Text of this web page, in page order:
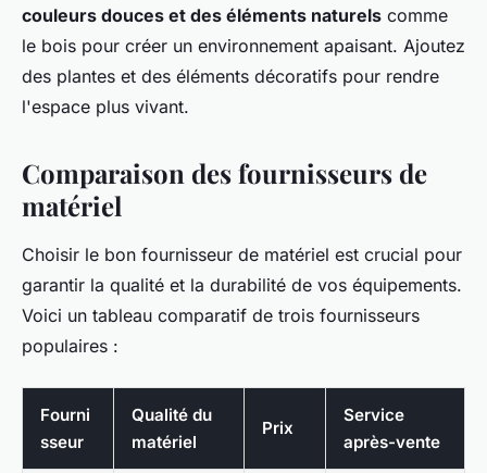
couleurs douces et des éléments naturels comme
le bois pour créer un environnement apaisant. Ajoutez
des plantes et des éléments décoratifs pour rendre
l'espace plus vivant.
Comparaison des fournisseurs de
matériel
Choisir le bon fournisseur de matériel est crucial pour
garantir la qualité et la durabilité de vos équipements.
Voici un tableau comparatif de trois fournisseurs
populaires :
Fourni
sseur
Qualité du
matériel
Prix
Service
après-vente